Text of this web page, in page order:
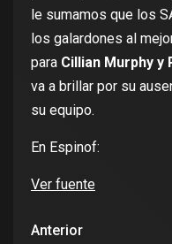
le sumamos que los
los galardones al
para Cillian Murphy y
va a brillar por su
su equipo.
En Espinof:
Ver fuente
Anterior